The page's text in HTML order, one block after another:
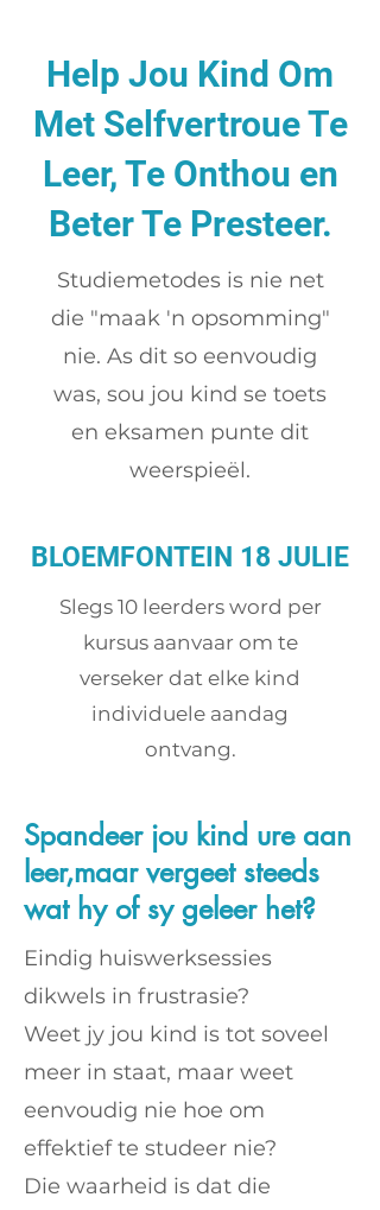
Help Jou Kind Om
Met Selfvertroue Te
Leer, Te Onthou en
Beter Te Presteer.
Studiemetodes is nie net
die "maak 'n opsomming"
nie. As dit so eenvoudig
was, sou jou kind se toets
en eksamen punte dit
weerspieël.
BLOEMFONTEIN 18 JULIE
Slegs 10 leerders word per
kursus aanvaar om te
verseker dat elke kind
individuele aandag
ontvang.
Spandeer jou kind ure aan
leer,maar vergeet steeds
wat hy of sy geleer het?
Eindig huiswerksessies
dikwels in frustrasie?
Weet jy jou kind is tot soveel
meer in staat, maar weet
eenvoudig nie hoe om
effektief te studeer nie?
Die waarheid is dat die